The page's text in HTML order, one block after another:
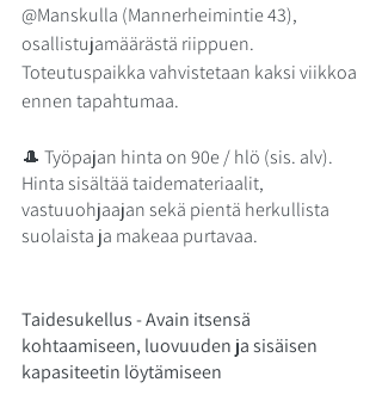
@Manskulla (Mannerheimintie 43),
osallistujamäärästä riippuen.
Toteutuspaikka vahvistetaan kaksi viikkoa
ennen tapahtumaa.
🎩 Työpajan hinta on 90e / hlö (sis. alv).
Hinta sisältää taidemateriaalit,
vastuuohjaajan sekä pientä herkullista
suolaista ja makeaa purtavaa.
Taidesukellus - Avain itsensä
kohtaamiseen, luovuuden ja sisäisen
kapasiteetin löytämiseen